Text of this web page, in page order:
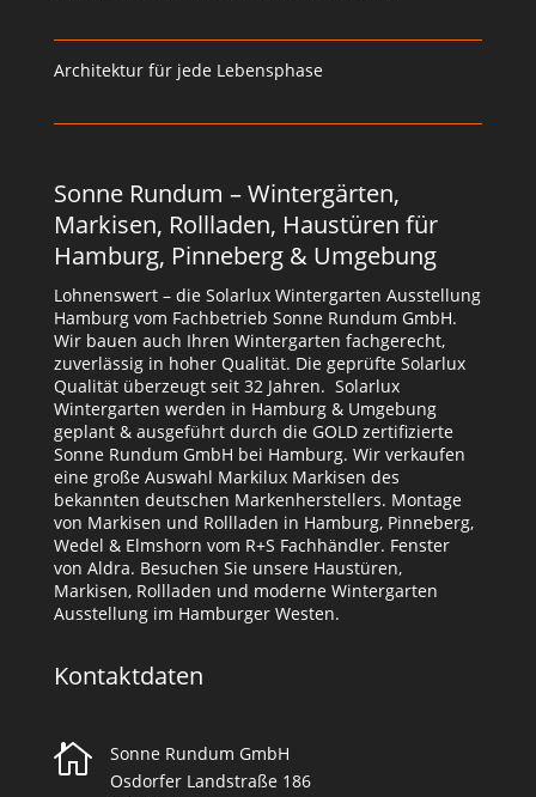
Architektur für jede Lebensphase
Sonne Rundum – Wintergärten,
Markisen, Rollladen, Haustüren für
Hamburg, Pinneberg & Umgebung
Lohnenswert – die Solarlux Wintergarten Ausstellung
Hamburg vom Fachbetrieb Sonne Rundum GmbH.
Wir bauen auch Ihren Wintergarten fachgerecht,
zuverlässig in hoher Qualität. Die geprüfte Solarlux
Qualität überzeugt seit 32 Jahren. Solarlux
Wintergarten werden in Hamburg & Umgebung
geplant & ausgeführt durch die GOLD zertifizierte
Sonne Rundum GmbH bei Hamburg. Wir verkaufen
eine große Auswahl Markilux Markisen des
bekannten deutschen Markenherstellers. Montage
von Markisen und Rollladen in Hamburg, Pinneberg,
Wedel & Elmshorn vom R+S Fachhändler. Fenster
von Aldra. Besuchen Sie unsere Haustüren,
Markisen, Rollladen und moderne Wintergarten
Ausstellung im Hamburger Westen.
Kontaktdaten

Sonne Rundum GmbH
Osdorfer Landstraße 186